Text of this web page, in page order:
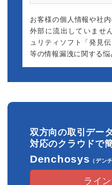
おくとパスBusiness、発
品において
32Bit版のご提供を順次、
2023.8.10
【対策方法】ウイルス対
2023.8.1
【臨時休業のお知らせ】
せて頂きます。
お客様の個人情報や社
外部に流出していませ
ュリティソフト「発見
等の情報漏洩に関する悩
双方向の取引デー
対応のクラウドで
Denchosys （デン
ライ